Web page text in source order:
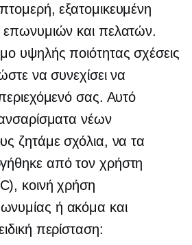
εξατομικευμένη
επωνυμιών και πελατών.
υψηλής ποιότητας σχέσεις
να συνεχίσει να
σας. Αυτό
νέων
ζητάμε σχόλια, να τα
από τον χρήστη
κοινή χρήση
ή ακόμα και
περίσταση: